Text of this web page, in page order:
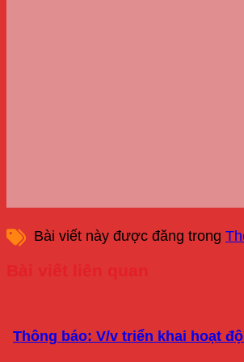
Bài viết này được đăng trong
Thông báo: V/v triển khai hoạt